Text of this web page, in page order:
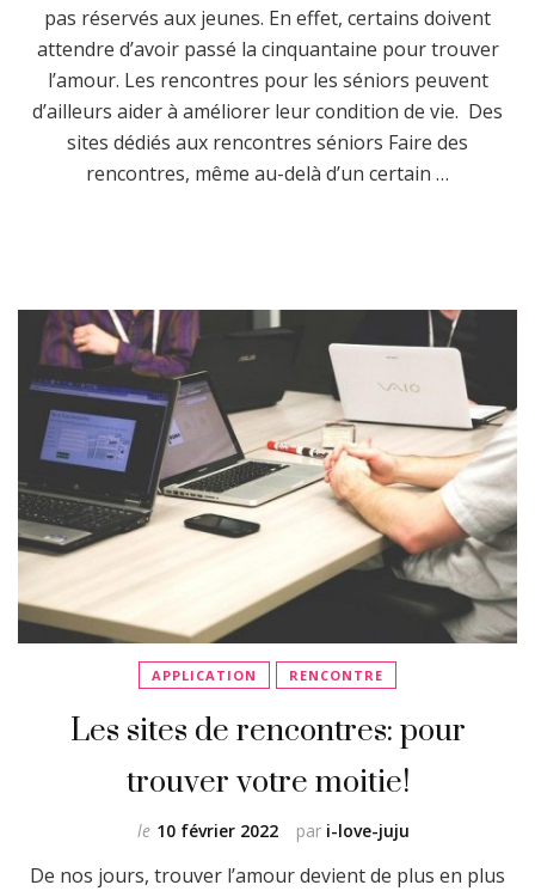
pas réservés aux jeunes. En effet, certains doivent
attendre d’avoir passé la cinquantaine pour trouver
l’amour. Les rencontres pour les séniors peuvent
d’ailleurs aider à améliorer leur condition de vie. Des
sites dédiés aux rencontres séniors Faire des
rencontres, même au-delà d’un certain …
APPLICATION RENCONTRE
Les sites de rencontres: pour
trouver votre moitie!
par i-love-juju
le 10 février 2022
De nos jours, trouver l’amour devient de plus en plus